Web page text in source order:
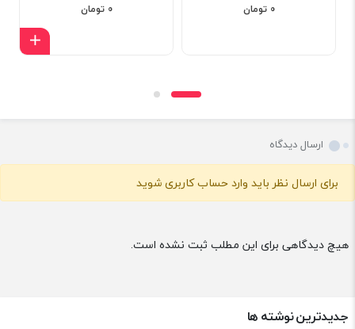
0 تومان
0 تومان
ارسال دیدگاه
برای ارسال نظر باید وارد حساب کاربری شوید
هیچ دیدگاهی برای این مطلب ثبت نشده است.
جدیدترین نوشته ها